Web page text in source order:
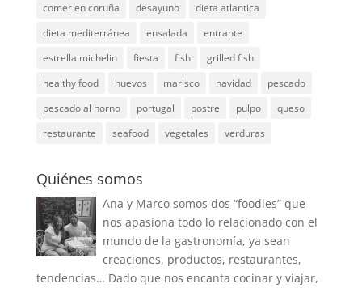
comer en coruña
desayuno
dieta atlantica
dieta mediterránea
ensalada
entrante
estrella michelin
fiesta fish
grilled fish
healthy food
huevos marisco navidad
pescado
pescado al horno
portugal postre pulpo
queso
restaurante
seafood vegetales verduras
Quiénes somos
Ana y Marco somos dos “foodies” que
nos apasiona todo lo relacionado con el
mundo de la gastronomía, ya sean
creaciones, productos, restaurantes,
tendencias… Dado que nos encanta cocinar y viajar,